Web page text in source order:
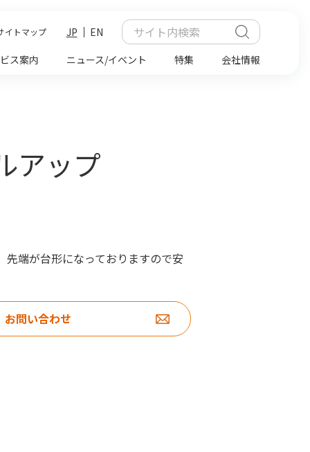
イトマップ JP
EN
ス案内 ニュース/イベント 特集 会社情報
アップ
先端が台形になっておりますので安
お問い合わせ